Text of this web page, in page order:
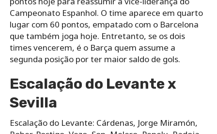
Campeonato Espanhol. O time aparece em quarto
lugar com 60 pontos, empatado com o Barcelona
que também joga hoje. Entretanto, se os dois
times vencerem, é o Barça quem assume a
segunda posição por ter maior saldo de gols.
Escalação do Levante x
Sevilla
Escalação do Levante:​ Cárdenas, Jorge Miramón,